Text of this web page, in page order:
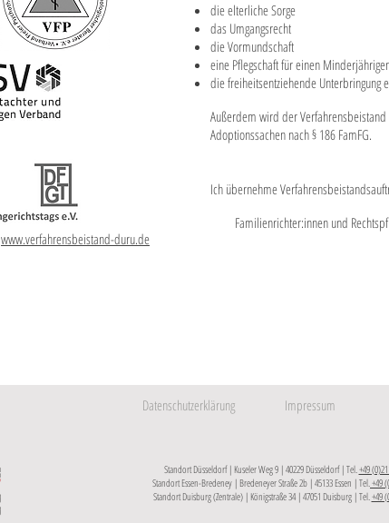
www.verfahrensbeistand-duru.de
die elterliche Sorge
das Umgangsrecht
die Vormundschaft
eine Pflegschaft für einen
die freiheitsentziehende Unterbringung
Außerdem wird der Verfahrensbeistand
Adoptionssachen nach § 186 FamFG.
Ich übernehme
Familienrichter:innen und
Datenschutzerklärung Impressum
Standort Düsseldorf | Kuseler Weg 9 | 40229 Düsseldorf | Tel.+49
Standort Essen-Bredeney | Bredeneyer Straße 2b | 45133 Essen | Tel.+49
​Standort Duisburg (Zentrale) | Königstraße 34 | 47051 Duisburg | Tel.+49